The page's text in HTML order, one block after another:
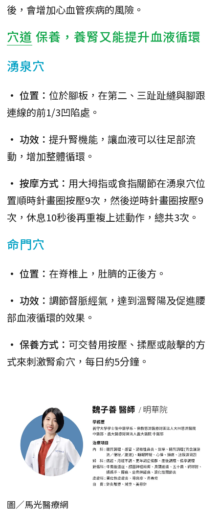
後，會增加心血管疾病的風險。
穴道 保養，養腎又能提升血液循環
湧泉穴
• 位置： 位於腳板，在第二、三趾趾縫與腳跟
連線的前1/3凹陷處。
• 功效： 提升腎機能，讓血液可以往足部流
動，增加整體循環。
• 按摩方式： 用大拇指或食指關節在湧泉穴位
置順時針畫圈按壓9次，然後逆時針畫圈按壓9
次，休息10秒後再重複上述動作，總共3次。
命門穴
• 位置： 在脊椎上，肚臍的正後方。
• 功效： 調節督脈經氣，達到溫腎陽及促進腰
部血液循環的效果。
• 保養方式： 可交替用按壓、揉壓或敲擊的方
式來刺激腎俞穴，每日約5分鐘。
圖／馬光醫療網